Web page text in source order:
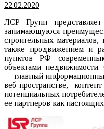
22.02.2020
ЛСР Групп
занимающуюся
строительных
также продвижением и
пунктов РФ
объектами
— главный
веб-пространстве,
потенциальных
ее партнеров как